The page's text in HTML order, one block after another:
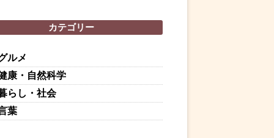
カテゴリー
ルメ
康・自然科学
らし・社会
葉